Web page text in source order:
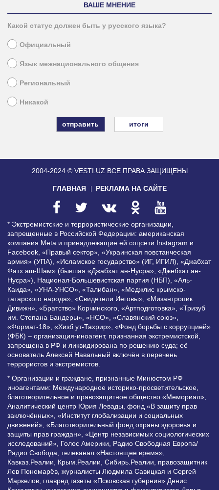
ВАШЕ МНЕНИЕ
Какой статус должен быть у русского языка?
Официальный
Язык межнационального общения
Региональный
Никакой
итоги
2004-2024 © VESTI.UZ ВСЕ ПРАВА ЗАЩИЩЕНЫ
ГЛАВНАЯ РЕКЛАМА НА САЙТЕ
* Экстремистские и террористические организации,
запрещенные в Российской Федерации: американская
компания Meta и принадлежащие ей соцсети Instagram и
Facebook, «Правый сектор», «Украинская повстанческая
армия» (УПА), «Исламское государство» (ИГ, ИГИЛ), «Джабхат
Фатх аш-Шам» (бывшая «Джабхат ан-Нусра», «Джебхат ан-
Нусра»), Национал-Большевистская партия (НБП), «Аль-
Каида», «УНА-УНСО», «Талибан», «Меджлис крымско-
татарского народа», «Свидетели Иеговы», «Мизантропик
Дивижн», «Братство» Корчинского, «Артподготовка», «Тризуб
им. Степана Бандеры», «НСО», «Славянский союз»,
«Формат-18», «Хизб ут-Тахрир», «Фонд борьбы с коррупцией»
(ФБК) – организация-иноагент, признанная экстремистской,
запрещена в РФ и ликвидирована по решению суда; её
основатель Алексей Навальный включён в перечень
террористов и экстремистов.
* Организации и граждане, признанные Минюстом РФ
иноагентами: Международное историко-просветительское,
благотворительное и правозащитное общество «Мемориал»,
Аналитический центр Юрия Левады, фонд «В защиту прав
заключённых», «Институт глобализации и социальных
движений», «Благотворительный фонд охраны здоровья и
защиты прав граждан», «Центр независимых социологических
исследований», Голос Америки, Радио Свободная Европа/
Радио Свобода, телеканал «Настоящее время»,
Кавказ.Реалии, Крым.Реалии, Сибирь.Реалии, правозащитник
Лев Пономарёв, журналисты Людмила Савицкая и Сергей
Маркелов, главред газеты «Псковская губерния» Денис